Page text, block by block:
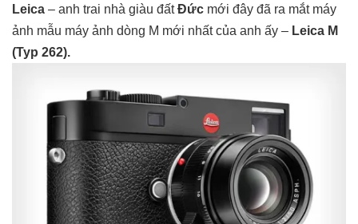
Leica – anh trai nhà giàu đấtĐức mới đây đã ra mắt máy
ảnh mẫu máy ảnh dòng M mới nhất của anh ấy – Leica M
(Typ 262).